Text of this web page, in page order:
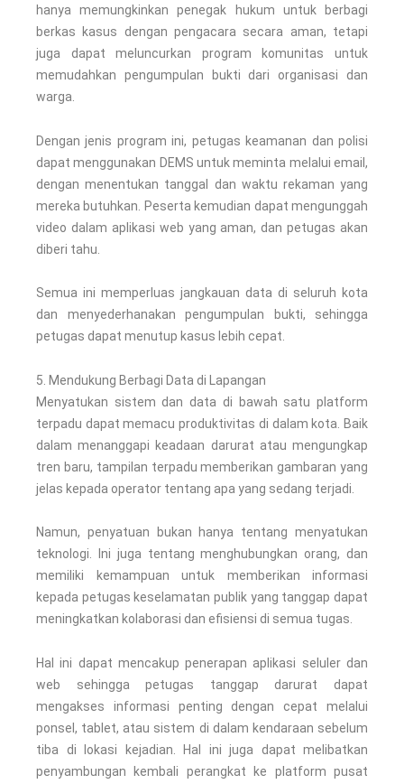
hanya memungkinkan penegak hukum untuk berbagi
berkas kasus dengan pengacara secara aman, tetapi
juga dapat meluncurkan program komunitas untuk
memudahkan pengumpulan bukti dari organisasi dan
warga.
Dengan jenis program ini, petugas keamanan dan polisi
dapat menggunakan DEMS untuk meminta melalui email,
dengan menentukan tanggal dan waktu rekaman yang
mereka butuhkan. Peserta kemudian dapat mengunggah
video dalam aplikasi web yang aman, dan petugas akan
diberi tahu.
Semua ini memperluas jangkauan data di seluruh kota
dan menyederhanakan pengumpulan bukti, sehingga
petugas dapat menutup kasus lebih cepat.
5. Mendukung Berbagi Data di Lapangan
Menyatukan sistem dan data di bawah satu platform
terpadu dapat memacu produktivitas di dalam kota. Baik
dalam menanggapi keadaan darurat atau mengungkap
tren baru, tampilan terpadu memberikan gambaran yang
jelas kepada operator tentang apa yang sedang terjadi.
Namun, penyatuan bukan hanya tentang menyatukan
teknologi. Ini juga tentang menghubungkan orang, dan
memiliki kemampuan untuk memberikan informasi
kepada petugas keselamatan publik yang tanggap dapat
meningkatkan kolaborasi dan efisiensi di semua tugas.
Hal ini dapat mencakup penerapan aplikasi seluler dan
web sehingga petugas tanggap darurat dapat
mengakses informasi penting dengan cepat melalui
ponsel, tablet, atau sistem di dalam kendaraan sebelum
tiba di lokasi kejadian. Hal ini juga dapat melibatkan
penyambungan kembali perangkat ke platform pusat